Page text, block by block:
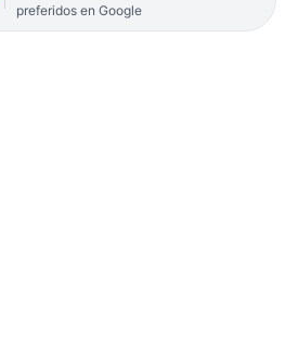
preferidos en Google